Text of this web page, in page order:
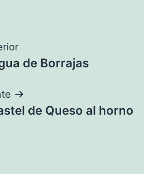
de Borrajas
de Queso al horno